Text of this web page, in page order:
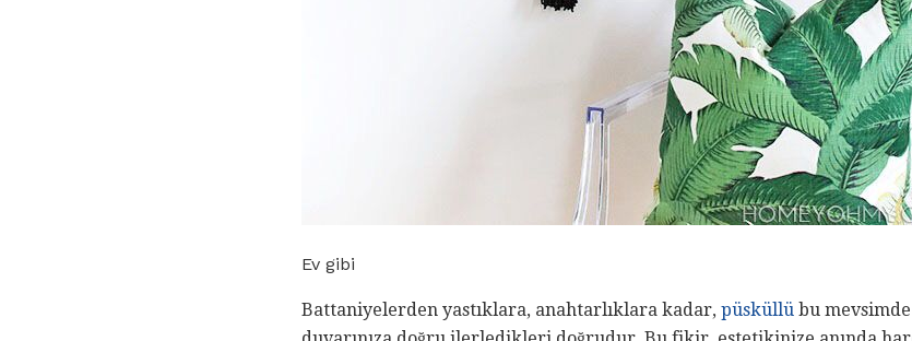
Ev gibi
Battaniyelerden yastıklara, anahtarlıklara kadar, püsküllü bu mevsimde